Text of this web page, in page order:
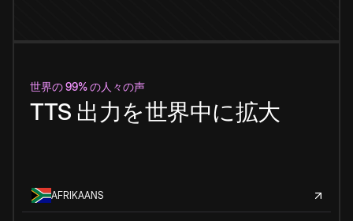
世界の 99% の人々の声
TTS 出力を世界中に拡大
AFRIKAANS